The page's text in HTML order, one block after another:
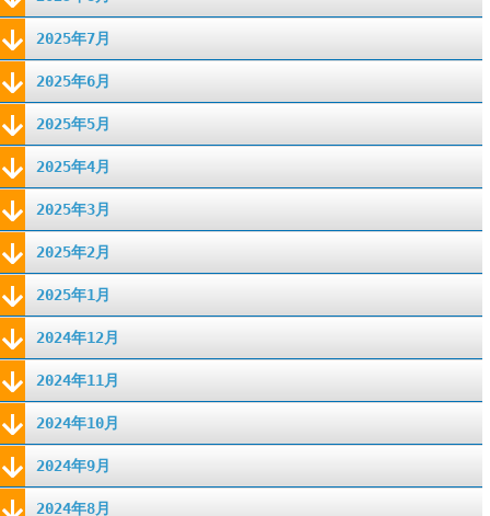
2025年7月
2025年6月
2025年5月
2025年4月
2025年3月
2025年2月
2025年1月
2024年12月
2024年11月
2024年10月
2024年9月
2024年8月